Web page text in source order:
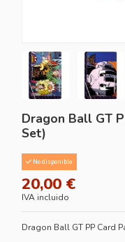
Dragon Ball GT
Set)
No disponible
20,00 €
IVA incluido
Dragon Ball GT PP Card